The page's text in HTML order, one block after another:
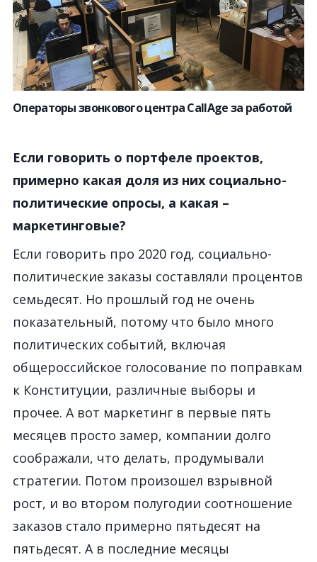
Операторы звонкового центра CallAge за работой
Если говорить о портфеле проектов,
примерно какая доля из них социально-
политические опросы, а какая –
маркетинговые?
Если говорить про 2020 год, социально-
политические заказы составляли процентов
семьдесят. Но прошлый год не очень
показательный, потому что было много
политических событий, включая
общероссийское голосование по поправкам
к Конституции, различные выборы и
прочее. А вот маркетинг в первые пять
месяцев просто замер, компании долго
соображали, что делать, продумывали
стратегии. Потом произошел взрывной
рост, и во втором полугодии соотношение
заказов стало примерно пятьдесят на
пятьдесят. А в последние месяцы